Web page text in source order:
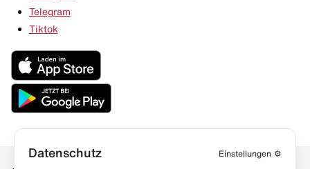
Telegram
Tiktok
Datenschutz Einstellungen ⚙️